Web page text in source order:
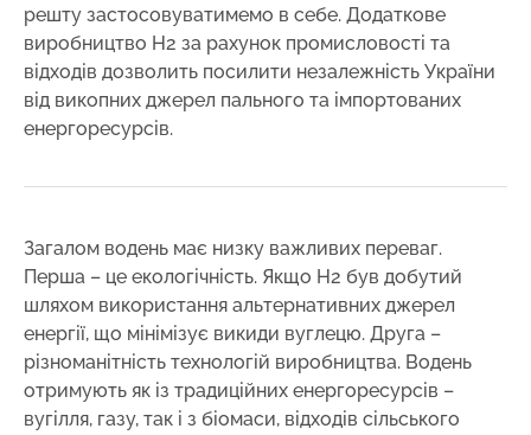
решту застосовуватимемо в себе. Додаткове
виробництво Н2 за рахунок промисловості та
відходів дозволить посилити незалежність України
від викопних джерел пального та імпортованих
енергоресурсів.
Загалом водень має низку важливих переваг.
Перша – це екологічність. Якщо Н2 був добутий
шляхом використання альтернативних джерел
енергії, що мінімізує викиди вуглецю. Друга –
різноманітність технологій виробництва. Водень
отримують як із традиційних енергоресурсів –
вугілля, газу, так і з біомаси, відходів сільського